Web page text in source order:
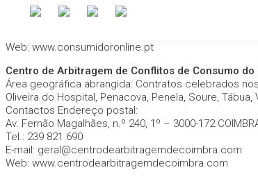
Edifício Ninho de Empresas, Estrada da Penha, 8005-
Tel.: 289 823 135
Web: www.consumidoronline.pt
Centro de Arbitragem de Conflitos de Consumo
Área geográfica abrangida: Contratos celebrados
Oliveira do Hospital, Penacova, Penela, Soure, Tábua,
Contactos Endereço postal:
Av. Fernão Magalhães, n.º 240, 1º – 3000-172
Tel.: 239 821 690
E-mail: geral@centrodearbitragemdecoimbra.com
Web: www.centrodearbitragemdecoimbra.com